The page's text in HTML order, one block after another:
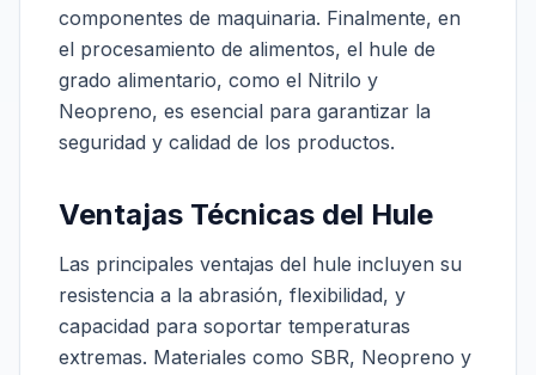
componentes de maquinaria. Finalmente, en
el procesamiento de alimentos, el hule de
grado alimentario, como el Nitrilo y
Neopreno, es esencial para garantizar la
seguridad y calidad de los productos.
Ventajas Técnicas del Hule
Las principales ventajas del hule incluyen su
resistencia a la abrasión, flexibilidad, y
capacidad para soportar temperaturas
extremas. Materiales como SBR, Neopreno y